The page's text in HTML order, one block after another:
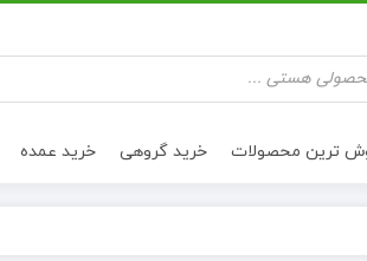
ترین محصولات خرید گروهی خرید عمده